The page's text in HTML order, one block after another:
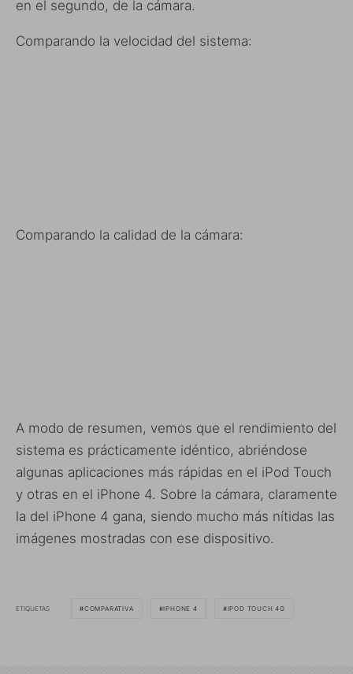
en el segundo, de la cámara.
Comparando la velocidad del sistema:
Comparando la calidad de la cámara:
A modo de resumen, vemos que el rendimiento del
sistema es prácticamente idéntico, abriéndose
algunas aplicaciones más rápidas en el iPod Touch
y otras en el iPhone 4. Sobre la cámara, claramente
la del iPhone 4 gana, siendo mucho más nítidas las
imágenes mostradas con ese dispositivo.
ETIQUETAS COMPARATIVA IPHONE 4 IPOD TOUCH 4G